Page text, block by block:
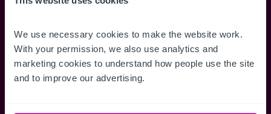
We use necessary cookies to make the website work.
With your permission, we also use analytics and
marketing cookies to understand how people use the site
and to improve our advertising.
des visites, des brochures et bien
plus encore.
des alertes.